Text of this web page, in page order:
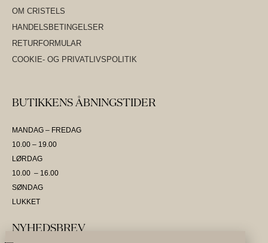
OM CRISTELS
HANDELSBETINGELSER
RETURFORMULAR
COOKIE- OG PRIVATLIVSPOLITIK
BUTIKKENS ÅBNINGSTIDER
MANDAG – FREDAG
10.00 – 19.00
LØRDAG
10.00 – 16.00
SØNDAG
LUKKET
NYHEDSBREV